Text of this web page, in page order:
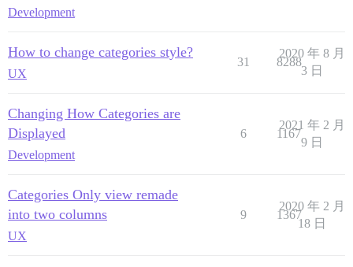
Development
How to change categories style?
UX
31 8288
2020 年 8 月
3 日
Changing How Categories are
Displayed
Development
6 1167
2021 年 2 月
9 日
Categories Only view remade
into two columns
UX
9 1367
2020 年 2 月
18 日